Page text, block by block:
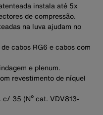
instala até 5x
de compressão.
na luva ajudam no
cabos RG6 e cabos com
e plenum.
revestimento de níquel
c/ 35 (Nº cat. VDV813-